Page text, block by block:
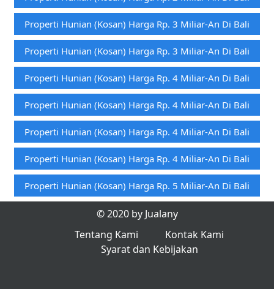
Properti Hunian (kosan) Harga Rp. 3 Miliar-An Di Bali
Properti Hunian (kosan) Harga Rp. 3 Miliar-An Di Bali
Properti Hunian (kosan) Harga Rp. 4 Miliar-An Di Bali
Properti Hunian (kosan) Harga Rp. 4 Miliar-An Di Bali
Properti Hunian (kosan) Harga Rp. 4 Miliar-An Di Bali
Properti Hunian (kosan) Harga Rp. 4 Miliar-An Di Bali
Properti Hunian (kosan) Harga Rp. 5 Miliar-An Di Bali
© 2020 by Jualany
Tentang Kami
Kontak Kami
Syarat dan Kebijakan